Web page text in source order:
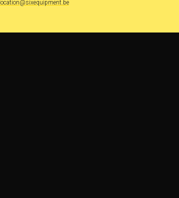
location@sixequipment.be